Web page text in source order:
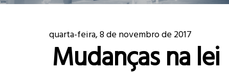
quarta-feira, 8 de novembro de 2017
Mudanças na lei